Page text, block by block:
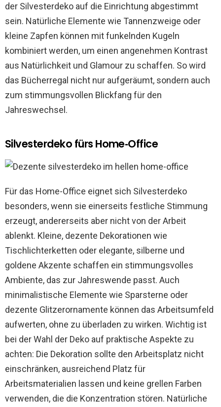
der Silvesterdeko auf die Einrichtung abgestimmt
sein. Natürliche Elemente wie Tannenzweige oder
kleine Zapfen können mit funkelnden Kugeln
kombiniert werden, um einen angenehmen Kontrast
aus Natürlichkeit und Glamour zu schaffen. So wird
das Bücherregal nicht nur aufgeräumt, sondern auch
zum stimmungsvollen Blickfang für den
Jahreswechsel.
Silvesterdeko fürs Home‑Office
Für das Home-Office eignet sich Silvesterdeko
besonders, wenn sie einerseits festliche Stimmung
erzeugt, andererseits aber nicht von der Arbeit
ablenkt. Kleine, dezente Dekorationen wie
Tischlichterketten oder elegante, silberne und
goldene Akzente schaffen ein stimmungsvolles
Ambiente, das zur Jahreswende passt. Auch
minimalistische Elemente wie Sparsterne oder
dezente Glitzerornamente können das Arbeitsumfeld
aufwerten, ohne zu überladen zu wirken. Wichtig ist
bei der Wahl der Deko auf praktische Aspekte zu
achten: Die Dekoration sollte den Arbeitsplatz nicht
einschränken, ausreichend Platz für
Arbeitsmaterialien lassen und keine grellen Farben
verwenden, die die Konzentration stören. Natürliche